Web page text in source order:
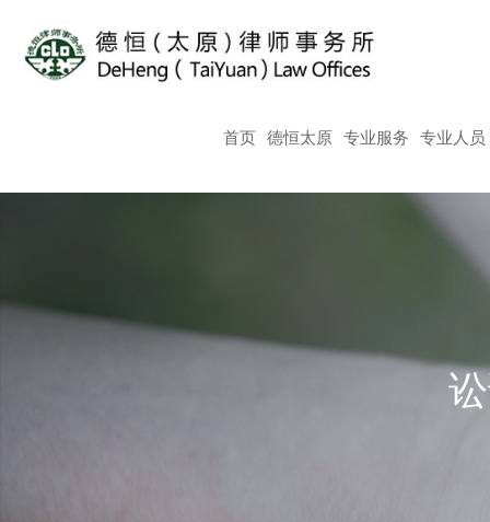
首页 德恒太原 专业服务 专业人员